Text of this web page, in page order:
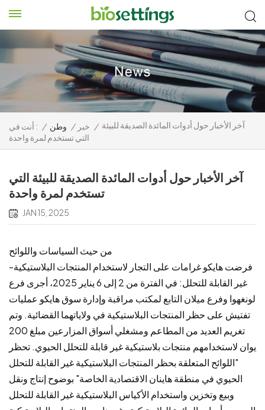
أنت في : / وطن / خبر / آخر الأخبار حول أدوات المائدة الصديقة للبيئة
التي تستخدم لمرة واحدة
آخر الأخبار حول أدوات المائدة الصديقة للبيئة التي
تستخدم لمرة واحدة
JAN 15, 2025
من حيث السياسات واللوائح
-فرضت هايكو غرامات على التجار لاستخدام المنتجات البلاستيكية
غير القابلة للتحلل: في الفترة من 2 إلى 6 يناير 2025، أجرى فرع
لونغهوا وفرع ميلان التابع لمكتب مراقبة وإدارة سوق هايكو عمليات
تفتيش على حظر المنتجات البلاستيكية في ولاياتهما القضائية. وتم
تغريم العديد من المطاعم ومشغلي أسواق المزارعين مبلغ 200
يوان لاستخدامهم منتجات بلاستيكية غير قابلة للتحلل الحيوي. تحظر
"اللوائح المتعلقة بحظر المنتجات البلاستيكية غير القابلة للتحلل
الحيوي في منطقة هاينان الاقتصادية الخاصة" بوضوح إنتاج ونقل
وبيع وتخزين واستخدام الأكياس البلاستيكية غير القابلة للتحلل